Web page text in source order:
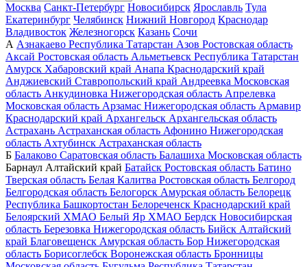
Москва Санкт-Петербург Новосибирск Ярославль Тула
Екатеринбург Челябинск Нижний Новгород Краснодар
Владивосток Железногорск Казань Сочи
А Азнакаево Республика Татарстан Азов Ростовская область
Аксай Ростовская область Альметьевск Республика Татарстан
Амурск Хабаровский край Анапа Краснодарский край
Анджиевский Ставропольский край Андреевка Московская
область Анкудиновка Нижегородская область Апрелевка
Московская область Арзамас Нижегородская область Армавир
Краснодарский край Архангельск Архангельская область
Астрахань Астраханская область Афонино Нижегородская
область Ахтубинск Астраханская область
Б Балаково Саратовская область Балашиха Московская область
Барнаул Алтайский край Батайск Ростовская область Батино
Тверская область Белая Калитва Ростовская область Белгород
Белгородская область Белогорск Амурская область Белорецк
Республика Башкортостан Белореченск Краснодарский край
Белоярский ХМАО Белый Яр ХМАО Бердск Новосибирская
область Березовка Нижегородская область Бийск Алтайский
край Благовещенск Амурская область Бор Нижегородская
область Борисоглебск Воронежская область Бронницы